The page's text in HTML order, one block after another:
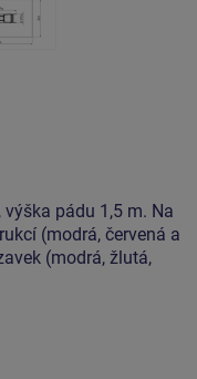
pádu 1,5 m. Na
(modrá, červená a
(modrá, žlutá,